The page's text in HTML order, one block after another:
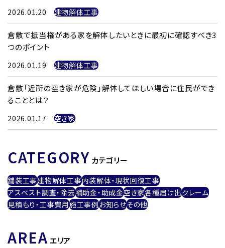
2026.01.20 建物解体工事
倉敷で抵当権がある家を解体したいときに最初に確認すべき3
つのポイント
2026.01.19 建物解体工事
倉敷「近所の空き家が危険」解体してほしい場合に住民ができ
ることとは？
2026.01.17 空き家
CATEGORY カテゴリー
舗装工事建物解体工事内装解体・現状回復工事
アスベスト調査・除去補助金・助成金空き家各種届け出クレーム
見積もり・工事費用施工事例お知らせその他
AREA エリア